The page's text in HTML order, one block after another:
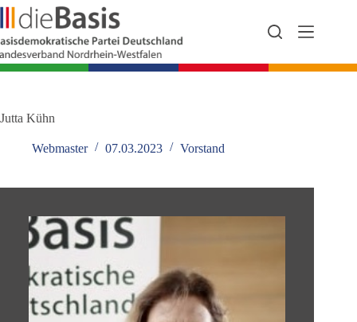
Zum
Inhalt
springen
Jutta Kühn
Webmaster 07.03.2023 Vorstand